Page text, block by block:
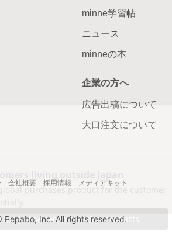
minne学習帖
ニュース
minneの本
企業の方へ
広告出稿について
大口注文について
会社概要 採用情報 メディアキット
Pepabo, Inc. All rights reserved.